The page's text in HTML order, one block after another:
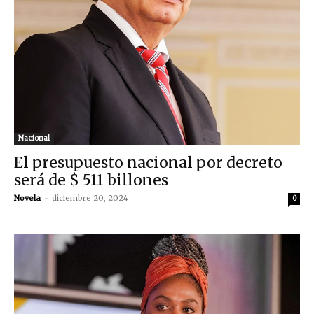
Nacional
El presupuesto nacional por decreto
será de $ 511 billones
Novela - diciembre 20, 2024 0